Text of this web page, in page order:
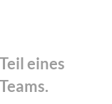
eines